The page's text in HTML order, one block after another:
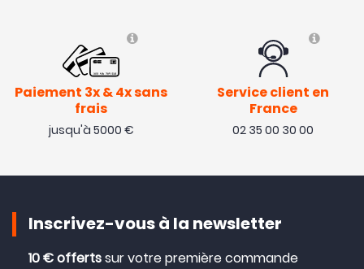
Paiement 3x & 4x sans
frais
jusqu'à 5000 €
Service client en
France
02 35 00 30 00
Inscrivez-vous à la newsletter
10 € offertssur votre première commande